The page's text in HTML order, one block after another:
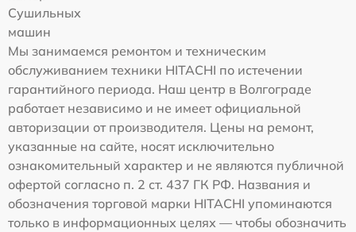
Сушильных
машин
Мы занимаемся ремонтом и техническим
обслуживанием техники HITACHI по истечении
гарантийного периода. Наш центр в Волгограде
работает независимо и не имеет официальной
авторизации от производителя. Цены на ремонт,
указанные на сайте, носят исключительно
ознакомительный характер и не являются публичной
офертой согласно п. 2 ст. 437 ГК РФ. Названия и
обозначения торговой марки HITACHI упоминаются
только в информационных целях — чтобы обозначить